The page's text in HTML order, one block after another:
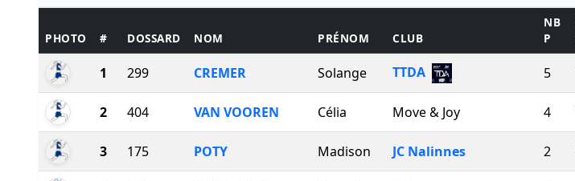
PHOTO # DOSSARD NOM PRÉNOM CLUB
NB
P
1 299 CREMER Solange TTDA 5
2 404 VAN VOOREN Célia Move & Joy 4
3 175 POTY Madison JC Nalinnes 2